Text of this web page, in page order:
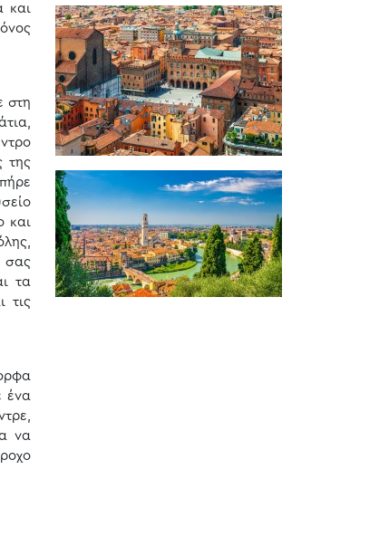
και
στη
της
και
σας
τα
τις
ένα
να